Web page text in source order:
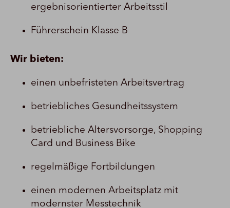
ergebnisorientierter Arbeitsstil
Führerschein Klasse B
Wir bieten:
einen unbefristeten Arbeitsvertrag
betriebliches Gesundheitssystem
betriebliche Altersvorsorge, Shopping
Card und Business Bike
regelmäßige Fortbildungen
einen modernen Arbeitsplatz mit
modernster Messtechnik